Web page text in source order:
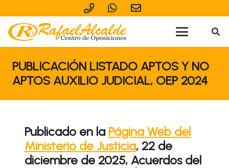
PUBLICACIÓN LISTADO APTOS Y NO
APTOS AUXILIO JUDICIAL, OEP 2024
Publicado en la Página Web del
Ministerio de Justicia, 22 de
diciembre de 2025, Acuerdos del